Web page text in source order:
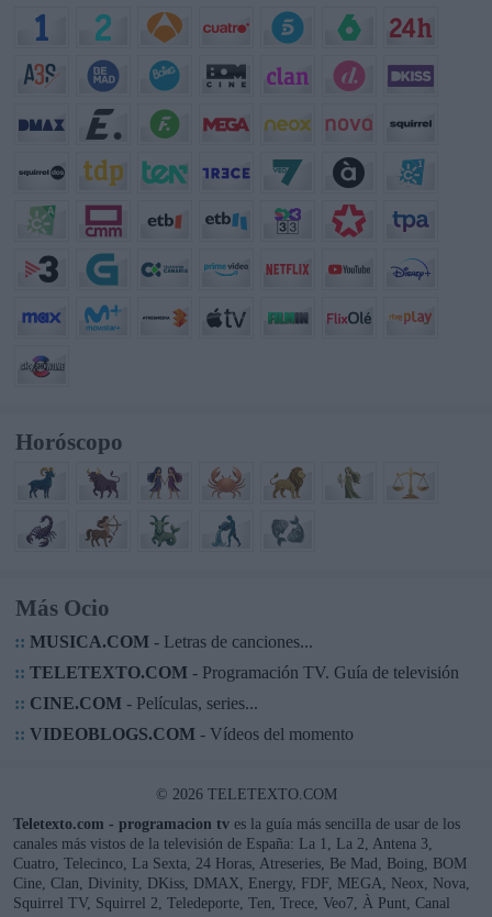
Horóscopo
Más Ocio
:: MUSICA.COM- Letras de canciones...
:: TELETEXTO.COM- Programación TV. Guía de televisión
:: CINE.COM- Películas, series...
:: VIDEOBLOGS.COM- Vídeos del momento
© 2026 TELETEXTO.COM
Teletexto.com - programacion tv es la guía más sencilla de usar de los
canales más vistos de la televisión de España: La 1, La 2, Antena 3,
Cuatro, Telecinco, La Sexta, 24 Horas, Atreseries, Be Mad, Boing, BOM
Cine, Clan, Divinity, DKiss, DMAX, Energy, FDF, MEGA, Neox, Nova,
Squirrel TV, Squirrel 2, Teledeporte, Ten, Trece, Veo7, À Punt, Canal